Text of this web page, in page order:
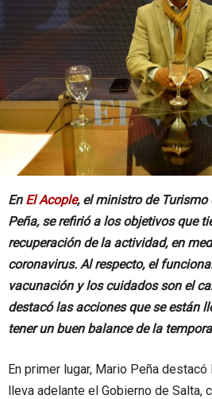
En El Acople, el ministro de
Peña, se refirió a los objetivos que
recuperación de la actividad, en
coronavirus. Al respecto, el
vacunación y los cuidados son el
destacó las acciones que se están
tener un buen balance de la
En primer lugar, Mario Peña
lleva adelante el Gobierno de Salta,